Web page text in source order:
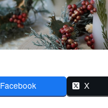
Facebook X